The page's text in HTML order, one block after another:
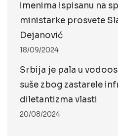
imenima ispisanu na
ministarke prosvete
Dejanović
18/09/2024
Srbija je pala u
suše zbog zastarele
diletantizma vlasti
20/08/2024